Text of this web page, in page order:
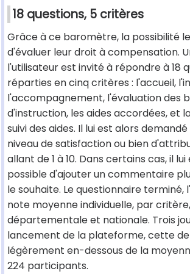
18 questions, 5 critères
Grâce à ce baromètre, la possibilité
d'évaluer leur droit à compensation.
l'utilisateur est invité à répondre à 18
réparties en cinq critères : l'accueil,
l'accompagnement, l'évaluation des
d'instruction, les aides accordées, et
suivi des aides. Il lui est alors
niveau de satisfaction ou bien
allant de 1 à 10. Dans certains cas, il
possible d'ajouter un commentaire
le souhaite. Le questionnaire terminé,
note moyenne individuelle, par critère,
départementale et nationale. Trois
lancement de la plateforme, cette
légèrement en-dessous de la
224 participants.